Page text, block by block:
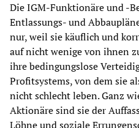
Die IGM-Funktionäre und -
Entlassungs- und
nur, weil sie käuflich und
auf nicht wenige von ihnen
ihre bedingungslose
Profitsystems, von dem sie
nicht schlecht leben. Ganz
Aktionäre sind sie der
Löhne und soziale